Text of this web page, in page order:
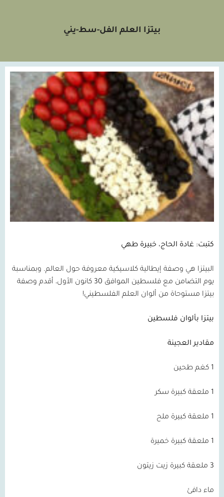
بيتزا العلم الفل-سط-يني
كتبت: غادة الحاج، خبيرة طهي
البيتزا هي وصفة إيطالية كلاسيكية معروفة حول العالم. وبمناسبة
يوم التضامن مع فلسطين الموافق 30 كانون الأول، أقدم وصفة
بيتزا مستوحاة من ألوان العلم الفلسطيني!
بيتزا بألوان فلسطين
مقادير العجينة
1 كغم طحين
1 ملعقة كبيرة سكر
1 ملعقة كبيرة ملح
1 ملعقة كبيرة خميرة
3 ملعقة كبيرة زيت زيتون
ماء دافئ